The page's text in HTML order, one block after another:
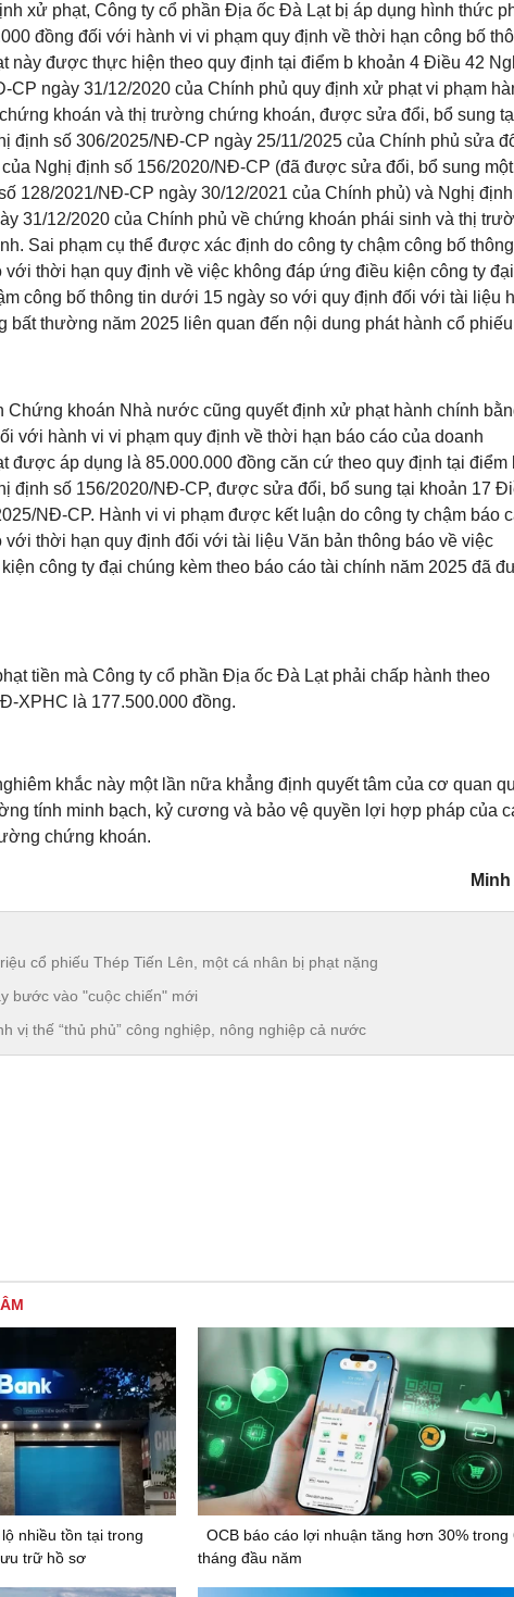
xử phạt, Công ty cổ phần Địa ốc Đà Lạt bị áp dụng hình thức
đồng đối với hành vi vi phạm quy định về thời hạn công bố
này được thực hiện theo quy định tại điểm b khoản 4 Điều 42
CP ngày 31/12/2020 của Chính phủ quy định xử phạt vi phạm
khoán và thị trường chứng khoán, được sửa đổi, bổ sung
định số 306/2025/NĐ-CP ngày 25/11/2025 của Chính phủ sửa
của Nghị định số 156/2020/NĐ-CP (đã được sửa đổi, bổ sung
128/2021/NĐ-CP ngày 30/12/2021 của Chính phủ) và Nghị
31/12/2020 của Chính phủ về chứng khoán phái sinh và thị
Sai phạm cụ thể được xác định do công ty chậm công bố
thời hạn quy định về việc không đáp ứng điều kiện công ty đại
công bố thông tin dưới 15 ngày so với quy định đối với tài liệu
bất thường năm 2025 liên quan đến nội dung phát hành cổ phiếu
Chứng khoán Nhà nước cũng quyết định xử phạt hành chính
với hành vi vi phạm quy định về thời hạn báo cáo của doanh
được áp dụng là 85.000.000 đồng căn cứ theo quy định tại điểm
định số 156/2020/NĐ-CP, được sửa đổi, bổ sung tại khoản 17
NĐ-CP. Hành vi vi phạm được kết luận do công ty chậm báo
với thời hạn quy định đối với tài liệu Văn bản thông báo về việc
công ty đại chúng kèm theo báo cáo tài chính năm 2025 đã
tiền mà Công ty cổ phần Địa ốc Đà Lạt phải chấp hành theo
XPHC là 177.500.000 đồng.
khắc này một lần nữa khẳng định quyết tâm của cơ quan
tính minh bạch, kỷ cương và bảo vệ quyền lợi hợp pháp của
chứng khoán.
cổ phiếu Thép Tiến Lên, một cá nhân bị phạt nặng
bước vào "cuộc chiến" mới
vị thế “thủ phủ” công nghiệp, nông nghiệp cả nước
nhiều tồn tại trong
trữ hồ sơ
OCB báo cáo lợi nhuận tăng hơn 30% trong
tháng đầu năm